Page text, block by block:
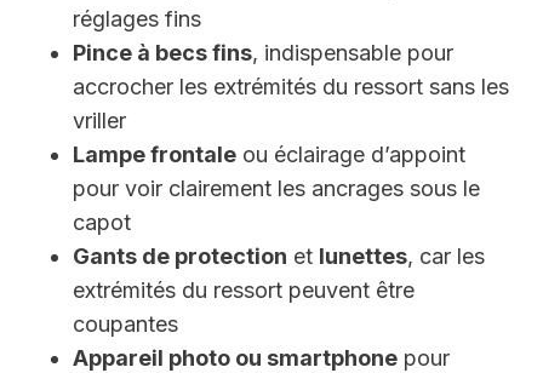
réglages fins
Pince à becs fins, indispensable pour
accrocher les extrémités du ressort sans les
vriller
Lampe frontale ou éclairage d’appoint
pour voir clairement les ancrages sous le
capot
Gants de protection et lunettes, car les
extrémités du ressort peuvent être
coupantes
Appareil photo ou smartphone pour